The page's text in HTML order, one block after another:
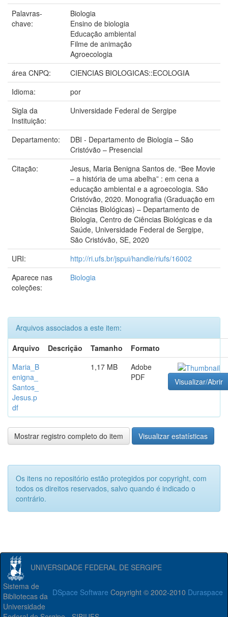
Palavras-
chave:
Biologia
Ensino de biologia
Educação ambiental
Filme de animação
Agroecologia
área CNPQ:
CIENCIAS BIOLOGICAS::ECOLOGIA
Idioma:
por
Sigla da
Instituição:
Universidade Federal de Sergipe
Departamento:
DBI - Departamento de Biologia – São
Cristóvão – Presencial
Citação:
Jesus, Maria Benigna Santos de. “Bee Movie
– a história de uma abelha” : em cena a
educação ambiental e a agroecologia. São
Cristóvão, 2020. Monografia (Graduação em
Ciências Biológicas) – Departamento de
Biologia, Centro de Ciências Biológicas e da
Saúde, Universidade Federal de Sergipe,
São Cristóvão, SE, 2020
URI:
http://ri.ufs.br/jspui/handle/riufs/16002
Aparece nas
coleções:
Biologia
Arquivos associados a este item:
Arquivo
Descrição Tamanho
Formato
Maria_B
enigna_
Santos_
Jesus.p
df
1,17 MB
Adobe
PDF
Visualizar/Abrir
Mostrar registro completo do item Visualizar estatísticas
Os itens no repositório estão protegidos por copyright, com
todos os direitos reservados, salvo quando é indicado o
contrário.
UNIVERSIDADE FEDERAL DE SERGIPE
DSpace Software Copyright © 2002-2010 Duraspace
Sistema de
Bibliotecas da
Universidade